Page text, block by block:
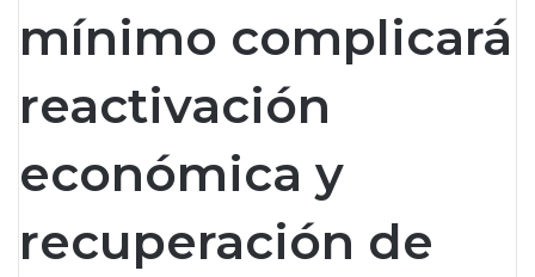
mínimo complicará
reactivación
económica y
recuperación de